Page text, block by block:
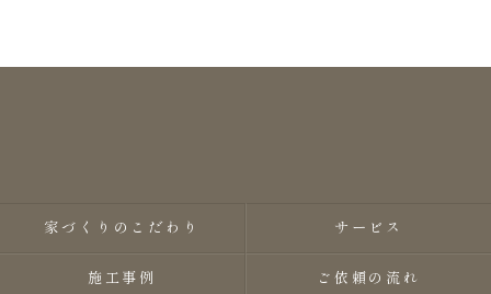
家づくりのこだわり サービス
施工事例 ご依頼の流れ